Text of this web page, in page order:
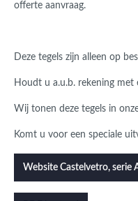
offerte aanvraag.
Deze tegels zijn alleen op
Houdt u a.u.b. rekening
Wij tonen deze tegels in
Komt u voor een speciale
Website Castelvetro, serie